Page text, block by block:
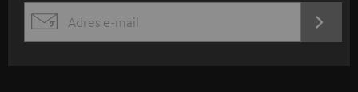
sEMAIL